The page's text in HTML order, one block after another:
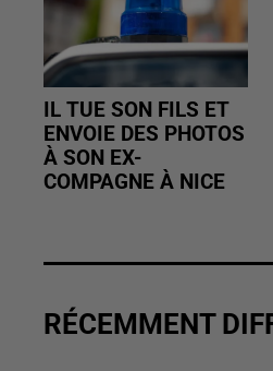
IL TUE SON FILS ET
ENVOIE DES PHOTOS
À SON EX-
COMPAGNE À NICE
RÉCEMMENT